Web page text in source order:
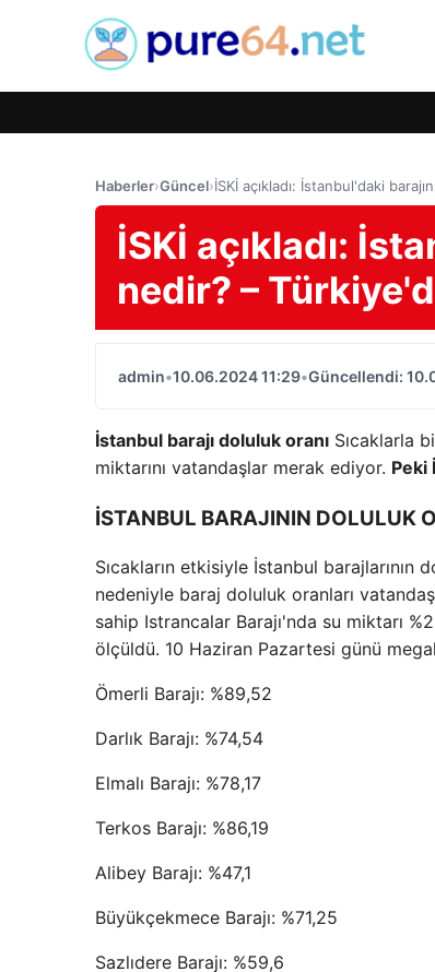
Haberler›Güncel›İSKİ açıkladı: İstanbul'daki
İSKİ açıkladı:
nedir? –
admin•10.06.2024 11:29•Güncellendi:
İstanbul barajı doluluk oranı Sıcaklarla
miktarını vatandaşlar merak ediyor. Peki
İSTANBUL BARAJININ DOLULUK
Sıcakların etkisiyle İstanbul barajlarının
nedeniyle baraj doluluk oranları
sahip Istrancalar Barajı'nda su miktarı
ölçüldü. 10 Haziran Pazartesi günü
Ömerli Barajı: %89,52
Darlık Barajı: %74,54
Elmalı Barajı: %78,17
Terkos Barajı: %86,19
Alibey Barajı: %47,1
Büyükçekmece Barajı: %71,25
Sazlıdere Barajı: %59,6